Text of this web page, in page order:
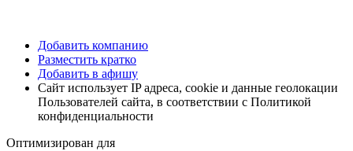
Добавить компанию
Разместить кратко
Добавить в афишу
Сайт использует IP адреса, cookie и данные геолокации
Пользователей сайта, в соответствии с Политикой
конфиденциальности
Оптимизирован для